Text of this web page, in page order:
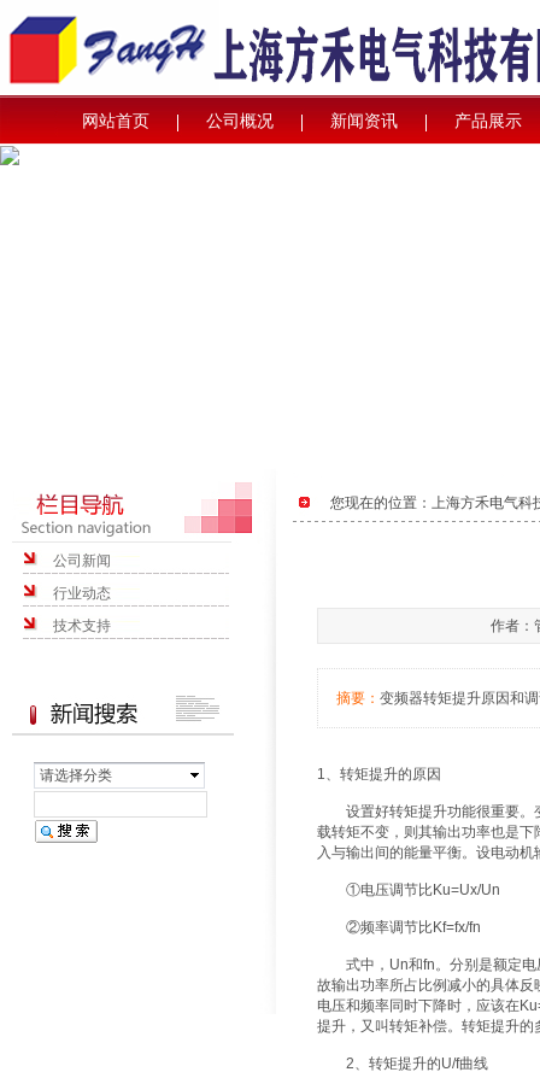
网站首页 公司概况 新闻资讯 产品展示
作者
摘要： 变频器转矩提升原因和
1、转矩提升的原因
设置好转矩提升功能很重要。
载转矩不变，则其输出功率也是
入与输出间的能量平衡。设电动
①电压调节比Ku=Ux/Un
②频率调节比Kf=fx/fn
式中，Un和fn。分别是额定电
故输出功率所占比例减小的具体
电压和频率同时下降时，应该在
提升，又叫转矩补偿。转矩提升
2、转矩提升的U/f曲线
公司新闻
行业动态
技术支持
请选择分类
您现在的位置： 上海方禾电气科